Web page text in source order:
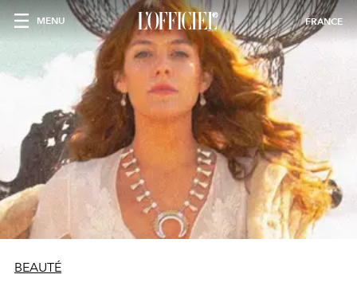
MENU FRANCE
BEAUTÉ